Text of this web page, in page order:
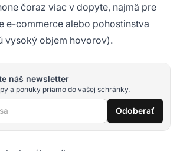
čoraz viac v dopyte, najmä pre
e-commerce alebo pohostinstva
vysoký objem hovorov).
náš newsletter
a ponuky priamo do vašej schránky.
Odoberať